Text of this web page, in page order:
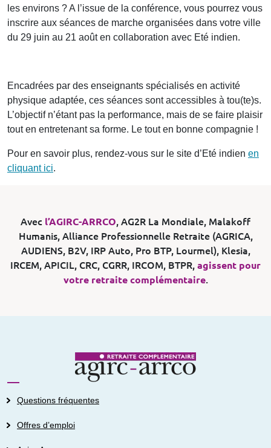
les environs ? A l’issue de la conférence, vous pourrez vous
inscrire aux séances de marche organisées dans votre ville
du 29 juin au 21 août en collaboration avec Eté indien.
Encadrées par des enseignants spécialisés en activité
physique adaptée, ces séances sont accessibles à tou(te)s.
L’objectif n’étant pas la performance, mais de se faire plaisir
tout en entretenant sa forme. Le tout en bonne compagnie !
Pour en savoir plus, rendez-vous sur le site d’Eté indien en
cliquant ici.
Avec l’AGIRC-ARRCO, AG2R La Mondiale, Malakoff
Humanis, Alliance Professionnelle Retraite (AGRICA,
AUDIENS, B2V, IRP Auto, Pro BTP, Lourmel), Klesia,
IRCEM, APICIL, CRC, CGRR, IRCOM, BTPR, agissent pour
votre retraite complémentaire.
Questions fréquentes
Offres d’emploi